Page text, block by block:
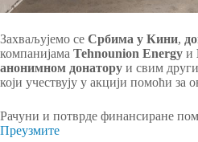
Захваљујемо се Србима у Кини,
компанијама Tehnounion Energy и
анонимном донатору и свим
који учествују у акцији помоћи за
Рачуни и потврде финансиране
Преузмите